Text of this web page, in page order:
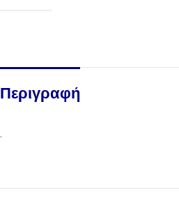
Περιγραφή
.